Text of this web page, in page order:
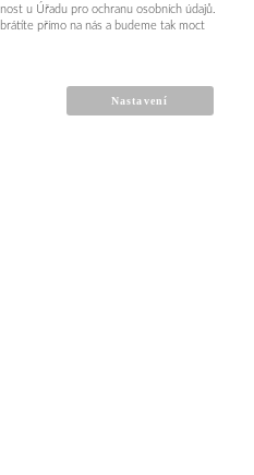
KUPUJÍCÍ
u Úřadu pro ochranu osobních údajů.
přímo na nás a budeme tak moct
Nastavení